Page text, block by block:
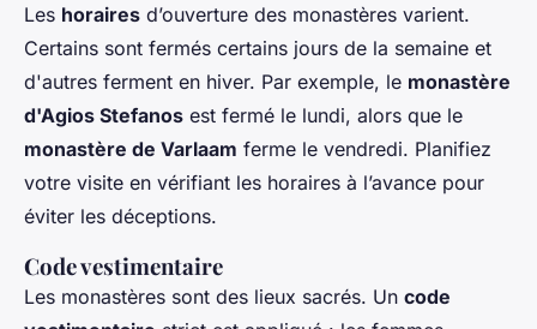
Les horaires d’ouverture des monastères varient.
Certains sont fermés certains jours de la semaine et
d'autres ferment en hiver. Par exemple, le monastère
d'Agios Stefanos est fermé le lundi, alors que le
monastère de Varlaam ferme le vendredi. Planifiez
votre visite en vérifiant les horaires à l’avance pour
éviter les déceptions.
Code vestimentaire
Les monastères sont des lieux sacrés. Un code